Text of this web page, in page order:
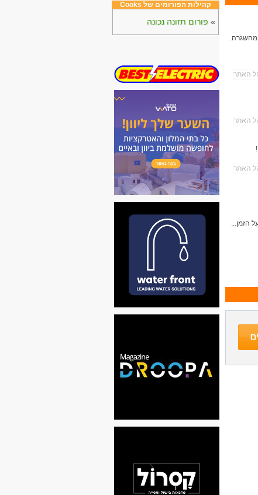
מהשגרה.
הזמן...
קהילות הפורומים של Cooks
» פורום תזונה נכונה